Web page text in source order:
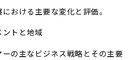
おける主要な変化と評価。
トと地域
の主なビジネス戦略とその主要